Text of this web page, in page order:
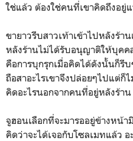
ใช่แล้ว ต้องใช่คนที่เขาคิดถึงอยู่
ขายาวรีบสาวเท้าเข้าไปหลังร้า
หลังร้านไม่ได้รับอนุญาติให้บุคค
คือการบุกรุกเมื่อคิดได้ดังนั้นก็รี
ถือสาอะไรเขาจึงปล่อยๆไปแต่
คิดอะไรนอกจากคนที่อยู่หลังร้าน
จูฮอนเลือกที่จะมารออยู่ข้างหน้า
คิดว่าจะได้เจอกับโซลเมทแล้ว